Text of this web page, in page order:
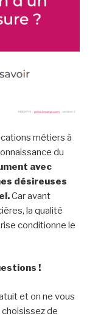
métiers à
du
avec
désireuses
Car avant
la qualité
conditionne le
!
et on ne vous
de